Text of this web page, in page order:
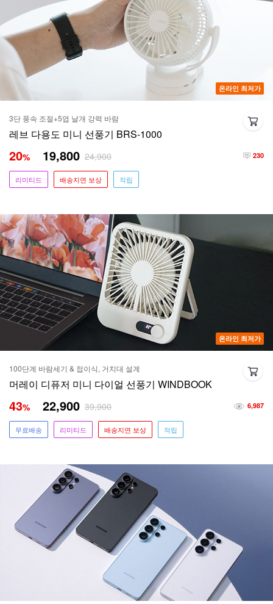
온라인 최저가
3단 풍속 조절+5엽 날개 강력 바람
레브 다용도 미니 선풍기 BRS-1000
230
20% 19,800 24,900
리미티드 배송지연 보상 적립
온라인 최저가
100단계 바람세기 & 접이식, 거치대 설계
머레이 디퓨저 미니 다이얼 선풍기 WINDBOOK
6,987
43% 22,900 39,900
무료배송 리미티드 배송지연 보상 적립